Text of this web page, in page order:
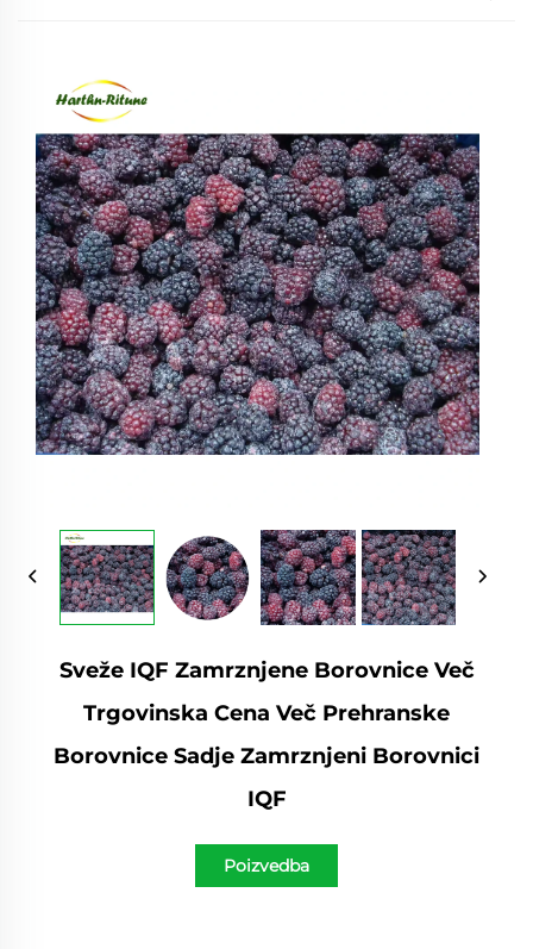
Sveže IQF Zamrznjene Borovnice Več
Trgovinska Cena Več Prehranske
Borovnice Sadje Zamrznjeni Borovnici
IQF
Poizvedba